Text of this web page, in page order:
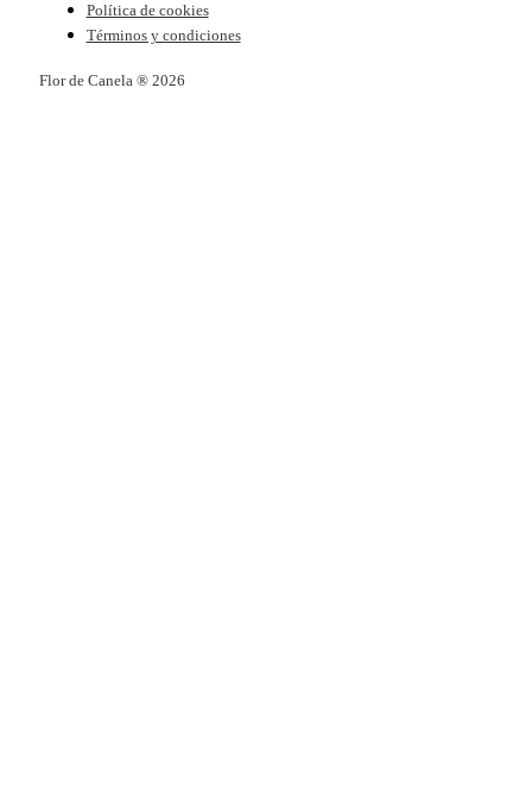
Política de cookies
Términos y condiciones
Flor de Canela ® 2026